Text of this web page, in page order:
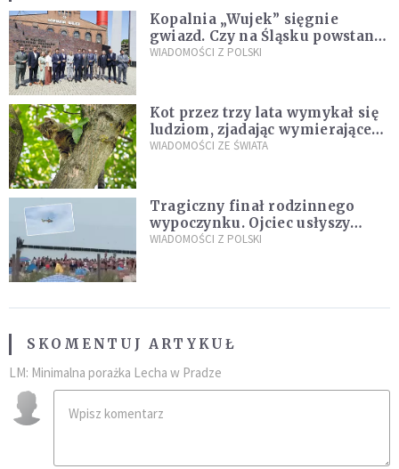
Kopalnia „Wujek” sięgnie
gwiazd. Czy na Śląsku powstanie
„Dolina Krzemowa”?
WIADOMOŚCI Z POLSKI
Kot przez trzy lata wymykał się
ludziom, zjadając wymierające
kaczki. W końcu popełnił
WIADOMOŚCI ZE ŚWIATA
Tragiczny finał rodzinnego
wypoczynku. Ojciec usłyszy
zarzuty
WIADOMOŚCI Z POLSKI
SKOMENTUJ ARTYKUŁ
LM: Minimalna porażka Lecha w Pradze